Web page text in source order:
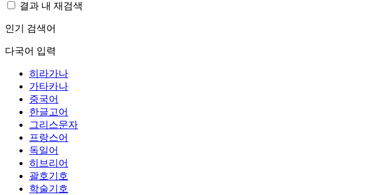
결과 내 재검색
인기 검색어
다국어 입력
히라가나
가타카나
중국어
한글고어
그리스문자
프랑스어
독일어
히브리어
괄호기호
학술기호